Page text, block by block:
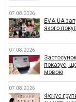
07.08.2026
EVA.UA
якого
07.08.2026
показує,
мовою
07.08.2026
Фокус-